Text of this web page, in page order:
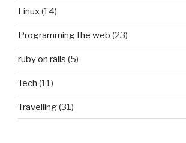
Linux(14)
Programming the web (23)
ruby on rails (5)
Tech (11)
Travelling(31)